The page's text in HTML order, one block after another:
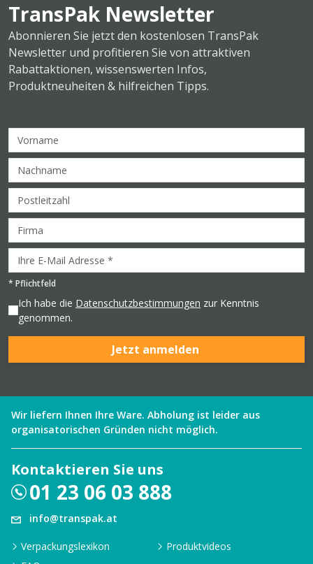
TransPak Newsletter
Abonnieren Sie jetzt den kostenlosen TransPak
Newsletter und profitieren Sie von attraktiven
Rabattaktionen, wissenswerten Infos,
Produktneuheiten & hilfreichen Tipps.
* Pflichtfeld
Ich habe die Datenschutzbestimmungen zur Kenntnis
genommen.
Jetzt anmelden
Wir liefern Ihnen Ihre Ware. Abholung ist leider aus
organisatorischen Gründen nicht möglich.
Kontaktieren Sie uns
01 23 06 03 888
info@transpak.at
Verpackungslexikon
Produktvideos